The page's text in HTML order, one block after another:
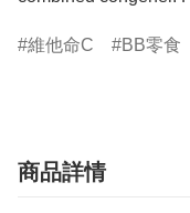
維他命C BB零食
商品詳情